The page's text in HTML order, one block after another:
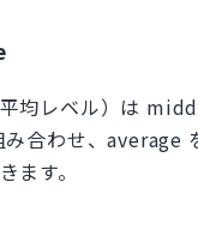
均レベル）は
合わせ、average
ます。